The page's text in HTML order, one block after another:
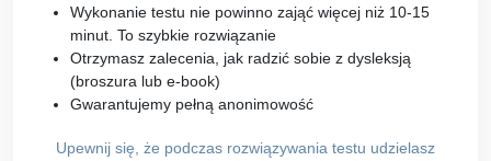
Wykonanie testu nie powinno zająć więcej niż 10-15
minut. To szybkie rozwiązanie
Otrzymasz zalecenia, jak radzić sobie z dysleksją
(broszura lub e-book)
Gwarantujemy pełną anonimowość
Upewnij się, że podczas rozwiązywania testu udzielasz